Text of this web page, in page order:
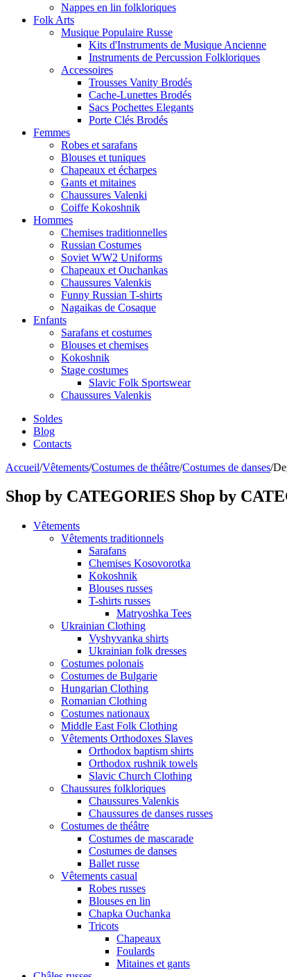
Nappes en lin folkloriques
Folk Arts
Musique Populaire Russe
Kits d'Instruments de Musique Ancienne
Instruments de Percussion Folkloriques
Accessoires
Trousses Vanity Brodés
Cache-Lunettes Brodés
Sacs Pochettes Elegants
Porte Clés Brodés
Femmes
Robes et sarafans
Blouses et tuniques
Chapeaux et écharpes
Gants et mitaines
Chaussures Valenki
Coiffe Kokoshnik
Hommes
Chemises traditionnelles
Russian Costumes
Soviet WW2 Uniforms
Chapeaux et Ouchankas
Chaussures Valenkis
Funny Russian T-shirts
Nagaikas de Cosaque
Enfants
Sarafans et costumes
Blouses et chemises
Kokoshnik
Stage costumes
Slavic Folk Sportswear
Chaussures Valenkis
Soldes
Blog
Contacts
Accueil/Vêtements/Costumes de théâtre/Costumes de danses/
Shop by CATEGORIES Shop by
Vêtements
Vêtements traditionnels
Sarafans
Chemises Kosovorotka
Kokoshnik
Blouses russes
T-shirts russes
Matryoshka Tees
Ukrainian Clothing
Vyshyvanka shirts
Ukrainian folk dresses
Costumes polonais
Costumes de Bulgarie
Hungarian Clothing
Romanian Clothing
Costumes nationaux
Middle East Folk Clothing
Vêtements Orthodoxes Slaves
Orthodox baptism shirts
Orthodox rushnik towels
Slavic Church Clothing
Chaussures folkloriques
Chaussures Valenkis
Chaussures de danses russes
Costumes de théâtre
Costumes de mascarade
Costumes de danses
Ballet russe
Vêtements casual
Robes russes
Blouses en lin
Chapka Ouchanka
Tricots
Chapeaux
Foulards
Mitaines et gants